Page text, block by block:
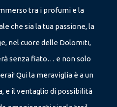
tra i profumi e la
che sia la tua passione, la
nel cuore delle Dolomiti,
senza fiato… e non solo
Qui la meraviglia è a un
e il ventaglio di possibilità